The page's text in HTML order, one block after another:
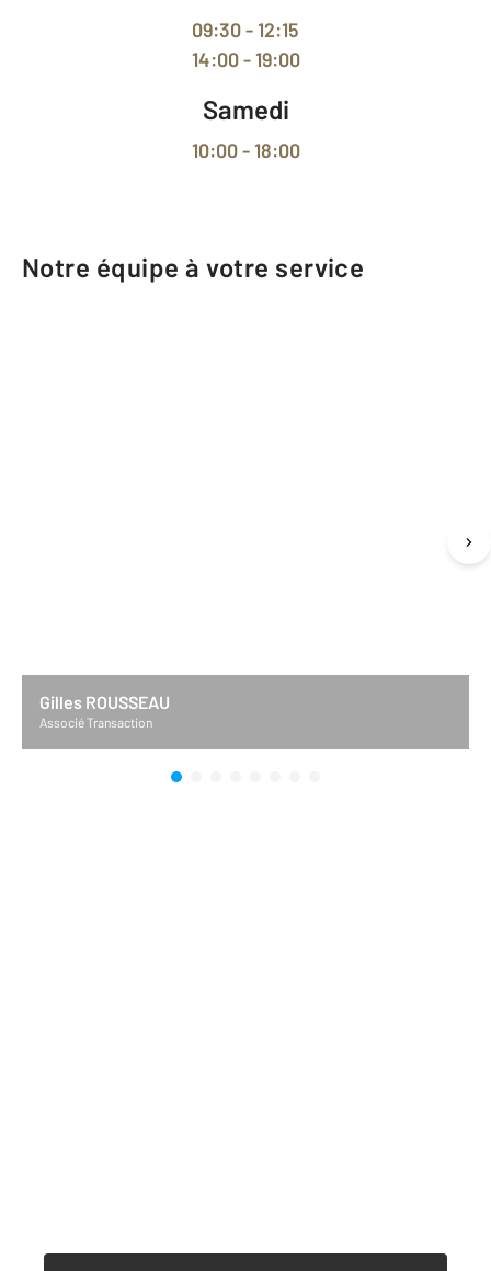
09:30 - 12:15
14:00 - 19:00
Samedi
10:00 - 18:00
Notre équipe à votre service
Gilles ROUSSEAU
Associé Transaction